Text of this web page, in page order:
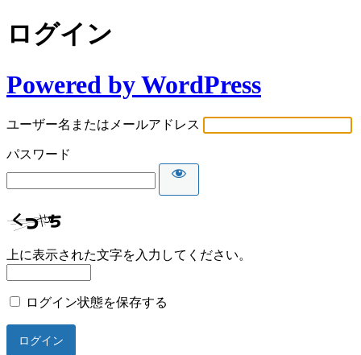
ログイン
Powered by WordPress
ユーザー名またはメールアドレス
パスワード
上に表示された文字を入力してください。
ログイン状態を保存する